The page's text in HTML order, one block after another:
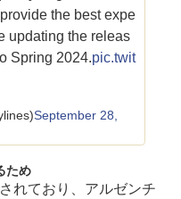
the best expe
updating the releas
Spring 2024.pic.twit
September 28,
ため
れており、アルゼンチ